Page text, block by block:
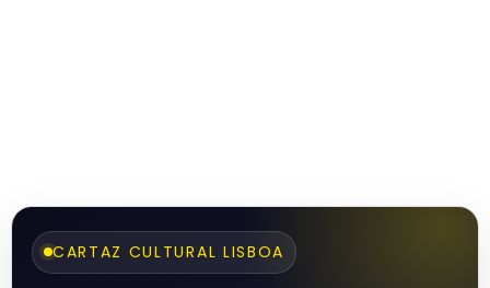
CARTAZ CULTURAL LISBOA